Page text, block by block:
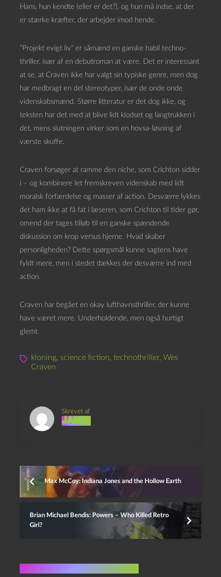
Hans, hun kendte (eller er det?), og hun må indse, at der
er stærke kræfter, der arbejder imod hende.
”Projekt evigt liv” er såmænd en ganske habil techno-
thriller, især af en debutroman at være. Det er interessant
at se, at Craven ikke har valgt sin typiske genre, men dog
har medbragt en del stereotyper, især de onde onde
videnskabsmænd. Større litteratur er det dog ikke, og
teksten har det med at blive lidt klodset og langtrukken i
det, mens slutningen virker som en hovsa-løsning af
værste skuffe.
Craven forsøger at ramme den niche, som Crichton sidder
i – og kombinere let fremskreven videnskab med lidt
moralsk forfærdelse og masser af action. Desværre lykkes
det ham ikke at få fat i læseren, som Crichton til tider gør,
omend der tages tilløb til en ganske spændende
diskussion om krop versus hjerne. Hvad skaber
personligheden? Dette spørgsmål kunne sagtens have
fyldt mere, men i stedet dækkes der desværre ind med
action.
Craven har begået en okay lufthavnsthriller, der kunne
have været mere. Underholdende, men også hurtigt
glemt.
kloning, science fiction, technothriller, Wes
Craven
Skrevet af
Janus
Max McCoy: Indiana Jones and the Hollow Earth
Brian Michael Bendis: Powers – Who Killed Retro
Girl?